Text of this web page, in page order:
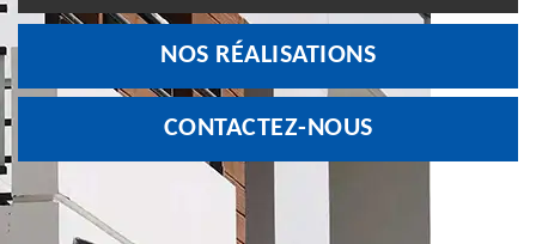
NOS RÉALISATIONS
CONTACTEZ-NOUS